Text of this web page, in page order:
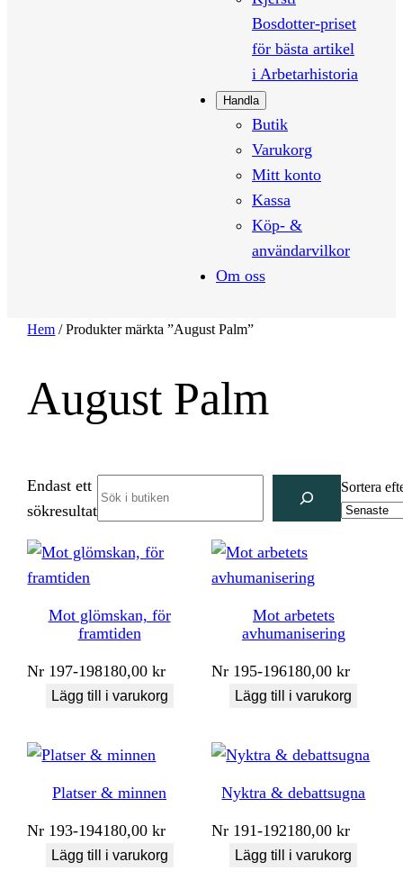
Bosdotter-priset
för bästa artikel
i Arbetarhistoria
Handla
Butik
Varukorg
Mitt konto
Kassa
Köp- &
användarvilkor
Om oss
Hem / Produkter märkta ”August Palm”
August Palm
Endast ett
sökresultat
Sortera
Mot glömskan, för
framtiden
Nr 197-198180,00kr
Lägg till i varukorg
Mot arbetets
avhumanisering
Nr 195-196180,00kr
Lägg till i varukorg
Platser & minnen
Nr 193-194180,00kr
Lägg till i varukorg
Nyktra & debattsugna
Nr 191-192180,00kr
Lägg till i varukorg